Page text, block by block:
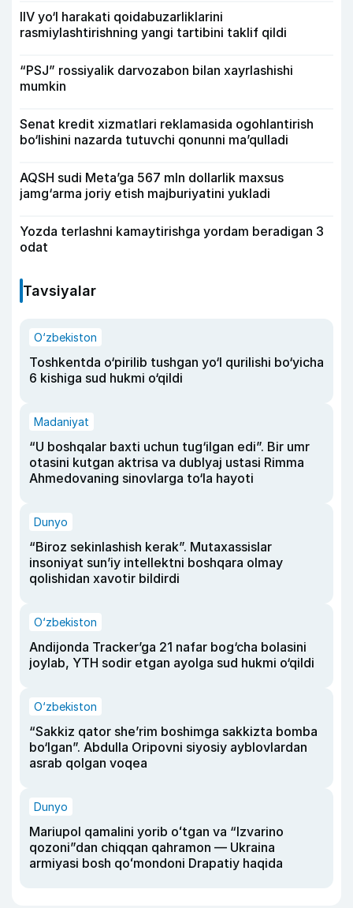
IIV yo‘l harakati qoidabuzarliklarini
rasmiylashtirishning yangi tartibini taklif qildi
“PSJ” rossiyalik darvozabon bilan xayrlashishi
mumkin
Senat kredit xizmatlari reklamasida ogohlantirish
bo‘lishini nazarda tutuvchi qonunni ma’qulladi
AQSH sudi Meta’ga 567 mln dollarlik maxsus
jamg‘arma joriy etish majburiyatini yukladi
Yozda terlashni kamaytirishga yordam beradigan 3
odat
Tavsiyalar
O‘zbekiston
Toshkentda o‘pirilib tushgan yo‘l qurilishi bo‘yicha
6 kishiga sud hukmi o‘qildi
Madaniyat
“U boshqalar baxti uchun tug‘ilgan edi”. Bir umr
otasini kutgan aktrisa va dublyaj ustasi Rimma
Ahmedovaning sinovlarga to‘la hayoti
Dunyo
“Biroz sekinlashish kerak”. Mutaxassislar
insoniyat sun’iy intellektni boshqara olmay
qolishidan xavotir bildirdi
O‘zbekiston
Andijonda Tracker’ga 21 nafar bog‘cha bolasini
joylab, YTH sodir etgan ayolga sud hukmi o‘qildi
O‘zbekiston
“Sakkiz qator she’rim boshimga sakkizta bomba
bo‘lgan”. Abdulla Oripovni siyosiy ayblovlardan
asrab qolgan voqea
Dunyo
Mariupol qamalini yorib oʻtgan va “Izvarino
qozoni”dan chiqqan qahramon — Ukraina
armiyasi bosh qoʻmondoni Drapatiy haqida